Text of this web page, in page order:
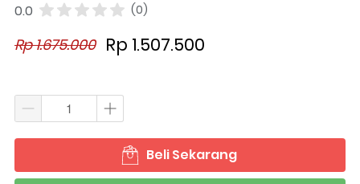
0.0 (0)
Rp 1.675.000 Rp 1.507.500
` Beli Sekarang